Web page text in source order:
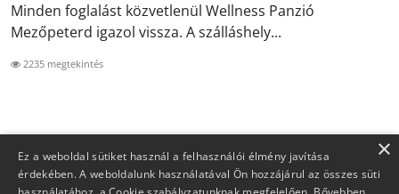
Minden foglalást közvetlenül Wellness Panzió
Mezőpeterd igazol vissza. A szálláshely...
2235 megtekintés
×
Ez a weboldal sütiket használ a felhasználói élmény javítása
érdekében. A weboldalunk használatával Ön hozzájárul az összes süti